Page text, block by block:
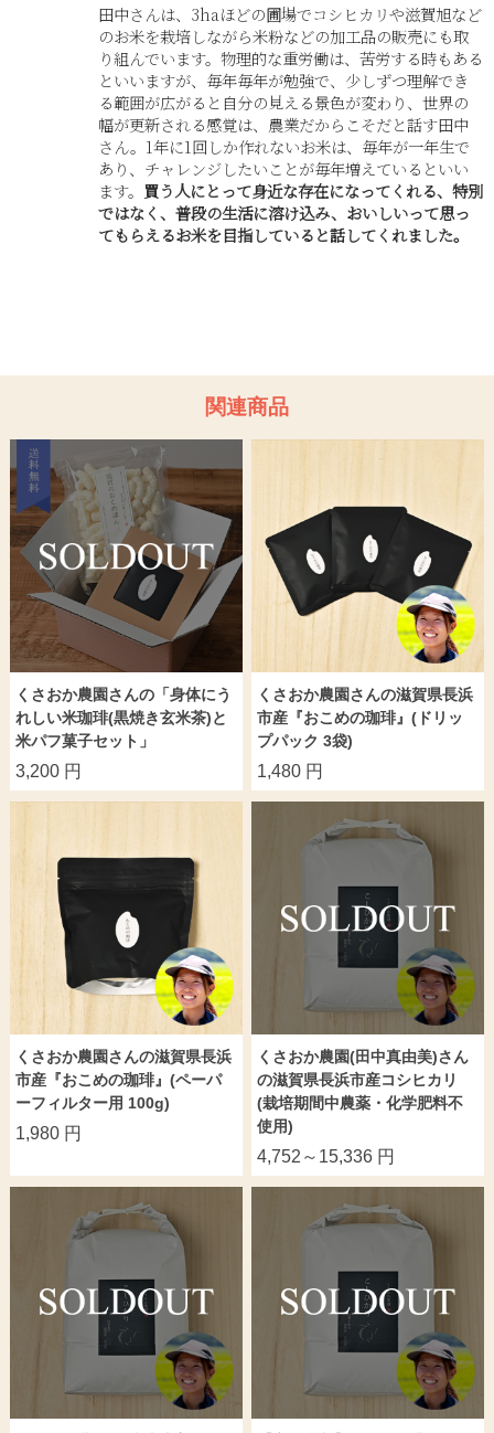
田中さんは、3haほどの圃場でコシヒカリや滋賀旭など
のお米を栽培しながら米粉などの加工品の販売にも取
り組んでいます。物理的な重労働は、苦労する時もある
といいますが、毎年毎年が勉強で、少しずつ理解でき
る範囲が広がると自分の見える景色が変わり、世界の
幅が更新される感覚は、農業だからこそだと話す田中
さん。1年に1回しか作れないお米は、毎年が一年生で
あり、チャレンジしたいことが毎年増えているといい
ます。 買う人にとって身近な存在になってくれる、特別
ではなく、普段の生活に溶け込み、おいしいって思っ
てもらえるお米を目指していると話してくれました。
関連商品
くさおか農園さんの「身体にう
れしい米珈琲(黒焼き玄米茶)と
米パフ菓子セット」
3,200 円
くさおか農園さんの滋賀県長浜
市産『おこめの珈琲』(ドリッ
プパック 3袋)
1,480 円
くさおか農園さんの滋賀県長浜
市産『おこめの珈琲』(ペーパ
ーフィルター用 100g)
1,980 円
くさおか農園(田中真由美)さん
の滋賀県長浜市産コシヒカリ
(栽培期間中農薬・化学肥料不
使用)
4,752～15,336 円